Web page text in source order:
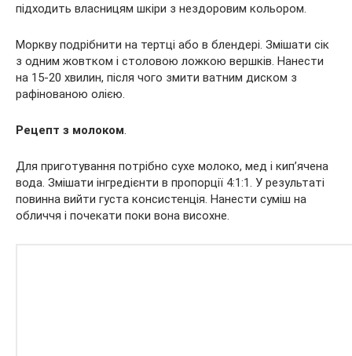
підходить власницям шкіри з нездоровим кольором.
Моркву подрібнити на тертці або в блендері. Змішати сік
з одним жовтком і столовою ложкою вершків. Нанести
на 15-20 хвилин, після чого змити ватним диском з
рафінованою олією.
Рецепт з молоком.
Для приготування потрібно сухе молоко, мед і кип’ячена
вода. Змішати інгредієнти в пропорції 4:1:1. У результаті
повинна вийти густа консистенція. Нанести суміш на
обличчя і почекати поки вона висохне.